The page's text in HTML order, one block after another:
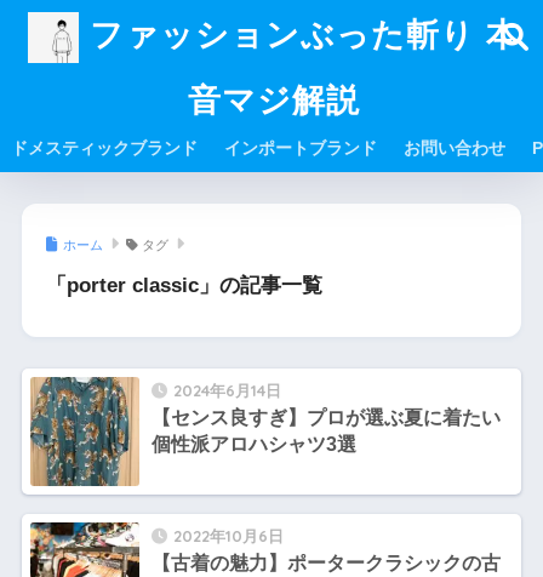
ファッションぶった斬り 本
音マジ解説
ドメスティックブランド インポートブランド お問い合わせ
ホーム タグ
「porter classic」の記事一覧
2024年6月14日
【センス良すぎ】プロが選ぶ夏に着たい
個性派アロハシャツ3選
2022年10月6日
【古着の魅力】ポータークラシックの古